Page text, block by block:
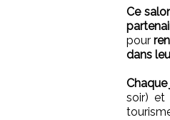
Ce
pour
dans
soir) et